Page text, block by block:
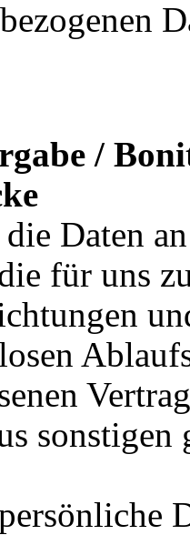
/
Daten
für uns